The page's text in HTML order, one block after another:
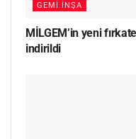
GEMI İNŞA
MİLGEM’in yeni
indirildi